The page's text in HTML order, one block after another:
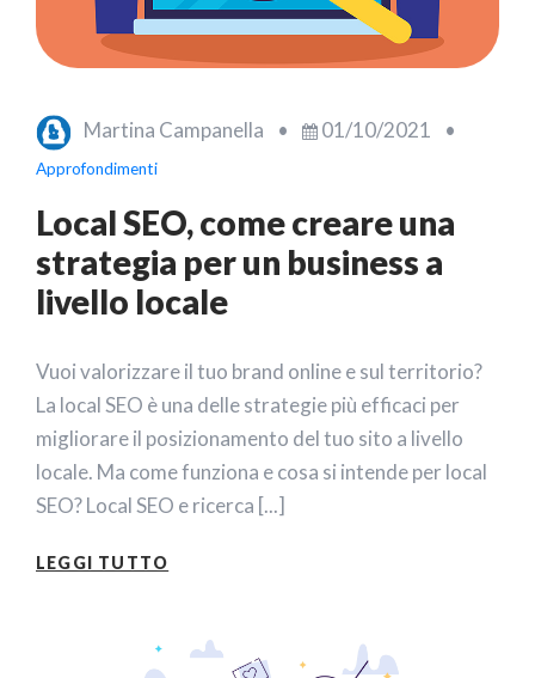
Martina Campanella • 01/10/2021 •
Approfondimenti
Local SEO, come creare una
strategia per un business a
livello locale
Vuoi valorizzare il tuo brand online e sul territorio?
La local SEO è una delle strategie più efficaci per
migliorare il posizionamento del tuo sito a livello
locale. Ma come funziona e cosa si intende per local
SEO? Local SEO e ricerca [...]
LEGGI TUTTO